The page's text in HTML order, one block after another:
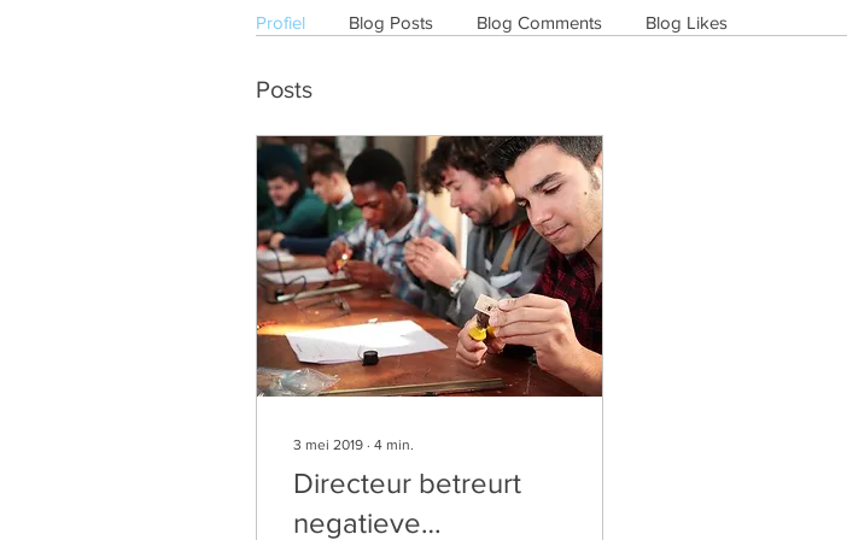
Posts
3 mei 2019 ∙ 4 min.
Directeur betreurt
negatieve
Profiel Blog Posts Blog Comments Blog Likes